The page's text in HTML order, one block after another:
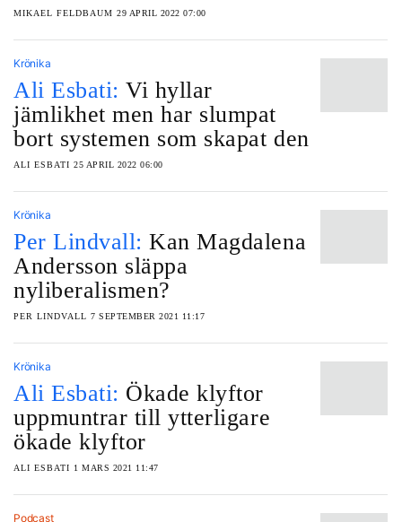
MIKAEL FELDBAUM 29 APRIL 2022 07:00
Krönika
Ali Esbati: Vi hyllar
jämlikhet men har slumpat
bort systemen som skapat den
ALI ESBATI 25 APRIL 2022 06:00
Krönika
Per Lindvall: Kan Magdalena
Andersson släppa
nyliberalismen?
PER LINDVALL 7 SEPTEMBER 2021 11:17
Krönika
Ali Esbati: Ökade klyftor
uppmuntrar till ytterligare
ökade klyftor
ALI ESBATI 1 MARS 2021 11:47
Podcast